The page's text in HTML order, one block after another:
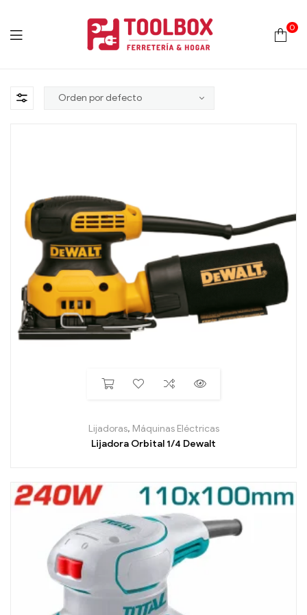
0
Lijadoras, Máquinas Eléctricas
Lijadora Orbital 1/4 Dewalt